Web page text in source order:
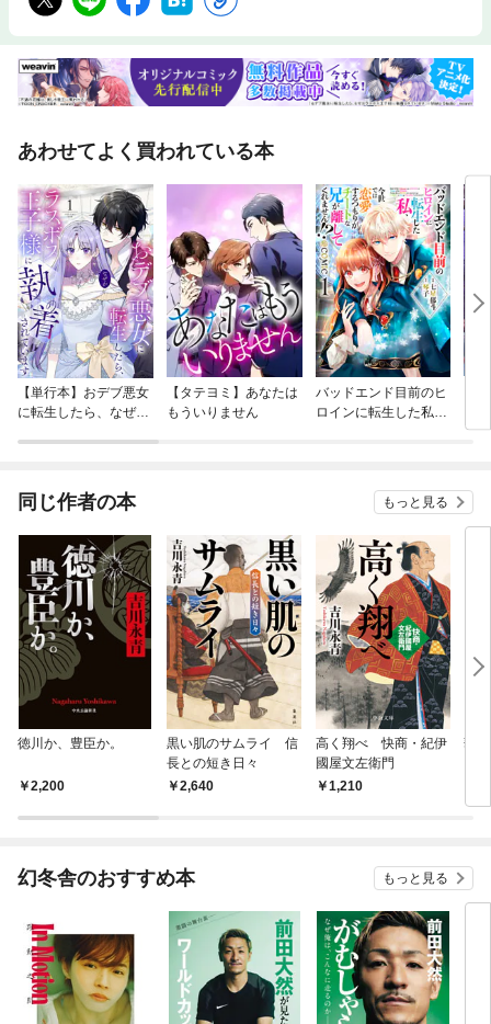
あわせてよく買われている本
【単行本】おデブ悪女
に転生したら、なぜか
【タテヨミ】あなたは
もういりません
バッドエンド目前のヒ
ロインに転生した私、
同じ作者の本 もっと見る
徳川か、豊臣か。
2,200
黒い肌のサムライ 信
長との短き日々
2,640
高く翔べ 快商・紀伊
國屋文左衛門
1,210
華
幻冬舎のおすすめ本 もっと見る